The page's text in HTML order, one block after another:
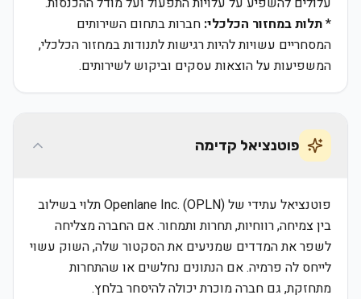
*תלות במחזור הכלכלי: חברות בתחום השירותים
המסחריים עשויות להיות רגישות לתנודות במחזור הכלכלי,
המשפיעות על הוצאות עסקים וביקוש לשירותים.
פוטנציאל קדימה
פוטנציאל עתידי של Openlane Inc. (OPLN) תלוי בשילוב
בין צמיחה, רווחיות, תחרות ותמחור. אם החברה מצליחה
לשפר את המדדים שמניעים את הסקטור שלה, השוק עשוי
לייחס לה פרמיה. אם הנתונים נחלשים או שהתחרות
מתחזקת, גם חברה מוכרת יכולה להיסחר בלחץ.